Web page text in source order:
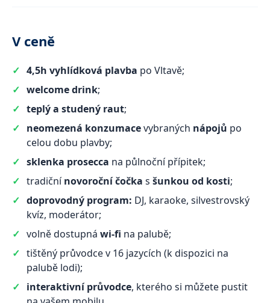
V ceně
4,5h vyhlídková plavba po Vltavě;
welcome drink;
teplý a studený raut;
neomezená konzumacevybraných nápojů po
celou dobu plavby;
sklenka prosecca na půlnoční přípitek;
tradičnínovoroční čočka s šunkou od kosti;
doprovodný program: DJ, karaoke, silvestrovský
kvíz, moderátor;
volně dostupná wi-fi na palubě;
tištěný průvodce v 16 jazycích (k dispozici na
palubě lodi);
interaktivní průvodce, kterého si můžete pustit